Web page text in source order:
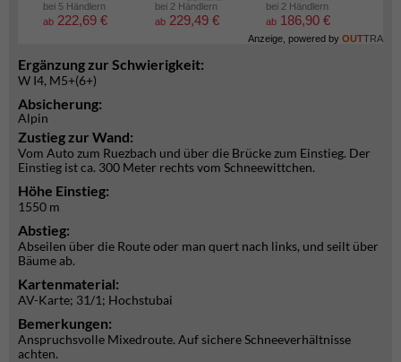
bei 5 Händlern
ab 222,69 €
bei 2 Händlern
ab 229,49 €
bei 2 Händlern
ab 186,90 €
Anzeige, powered by OUTTRA
Ergänzung zur Schwierigkeit:
W I4, M5+(6+)
Absicherung:
Alpin
Zustieg zur Wand:
Vom Auto zum Ruezbach und über die Brücke zum Einstieg. Der
Einstieg ist ca. 300 Meter rechts vom Schneewittchen.
Höhe Einstieg:
1550 m
Abstieg:
Abseilen über die Route oder man quert nach links, und seilt über
Bäume ab.
Kartenmaterial:
AV-Karte; 31/1; Hochstubai
Bemerkungen:
Anspruchsvolle Mixedroute. Auf sichere Schneeverhältnisse
achten.